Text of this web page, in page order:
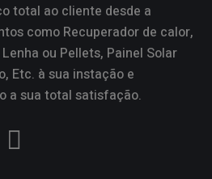
total ao cliente desde a
como Recuperador de calor,
ou Pellets, Painel Solar
Etc. à sua instação e
a sua total satisfação.